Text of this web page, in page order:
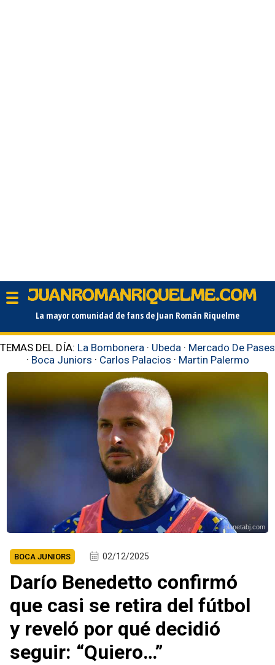
La mayor comunidad de fans de Juan Román Riquelme
TEMAS DEL DÍA: La Bombonera · Ubeda · Mercado De Pases
· Boca Juniors · Carlos Palacios · Martin Palermo
planetabj.com
BOCA JUNIORS 02/12/2025
Darío Benedetto confirmó
que casi se retira del fútbol
y reveló por qué decidió
seguir: “Quiero…”